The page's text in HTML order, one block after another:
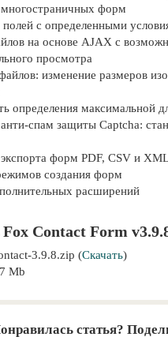
форм
полей с определенными
на основе AJAX с
просмотра
изменение размеров
определения максимальной
спам защиты Captcha:
форм PDF, CSV и
создания форм
расширений
Contact Form
3.9.8.zip (Скачать)
Mb
статья?